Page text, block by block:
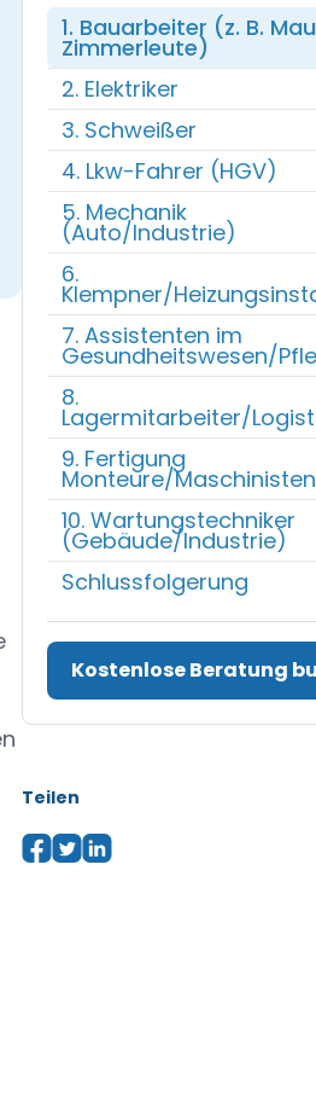
1. Bauarbeiter (z. B.
Zimmerleute)‍
2. Elektriker
3. Schweißer
4. Lkw-Fahrer (HGV)
5. Mechanik
(Auto/Industrie)
6.
Klempner/
7. Assistenten im
Gesundheitswesen/
8.
Lagermitarbeiter/
9. Fertigung
Monteure/Maschinisten
10. Wartungstechniker
(Gebäude/Industrie)
Schlussfolgerung
Kostenlose Beratung
Teilen